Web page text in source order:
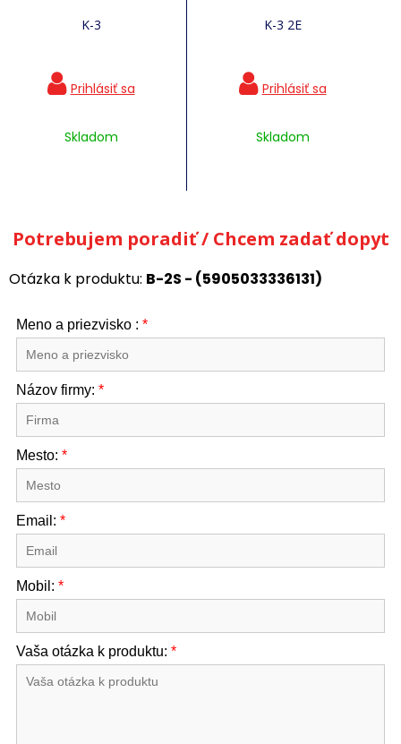
K-3
Skladom
K-3 2E
Skladom
Potrebujem poradiť / Chcem zadať dopyt
Otázka k produktu: B-2S - (5905033336131)